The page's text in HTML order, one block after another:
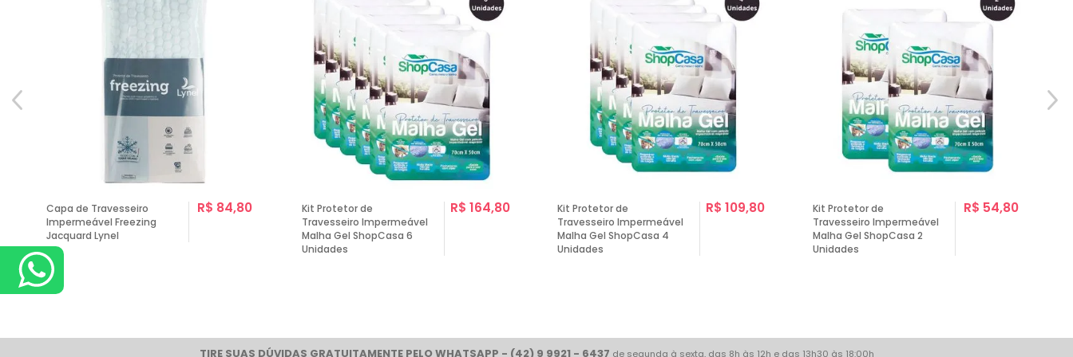
Capa de Travesseiro
Impermeável Freezing
Jacquard Lynel
R$ 84,80
Kit Protetor de
Travesseiro Impermeável
Malha Gel ShopCasa 6
Unidades
R$ 164,80
Kit Protetor de
Travesseiro Impermeável
Malha Gel ShopCasa 4
Unidades
R$ 109,80
Kit Protetor de
Travesseiro Impermeável
Malha Gel ShopCasa 2
Unidades
R$ 54,80
TIRE SUAS DÚVIDAS GRATUITAMENTE PELO WHATSAPP - (42) 9 9921 - 6437 de segunda à sexta, das 8h às 12h e das 13h30 às 18:00h